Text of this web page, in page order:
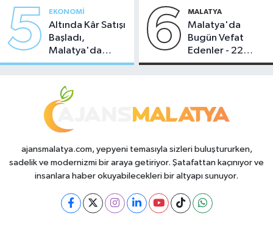
5 EKONOMI
Altında Kâr Satışı
Başladı,
Malatya'da
Makas Ne
6 MALATYA
Malatya'da
Bugün Vefat
Edenler - 22
Temmuz 2026
ajansmalatya.com, yepyeni temasıyla sizleri buluştururken,
sadelik ve modernizmi bir araya getiriyor. Şatafattan kaçınıyor ve
insanlara haber okuyabilecekleri bir altyapı sunuyor.